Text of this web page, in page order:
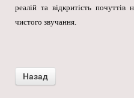
реалій та відкритість почуттів
чистого звучання.